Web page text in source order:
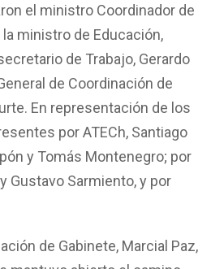
el ministro Coordinador de
la ministro de Educación,
de Trabajo, Gerardo
de Coordinación de
En representación de los
por ATECh, Santiago
y Tomás Montenegro; por
Gustavo Sarmiento, y por
de Gabinete, Marcial Paz,